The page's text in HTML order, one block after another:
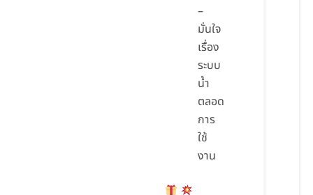
–
มั่นใจ
เรื่อง
ระบบ
น้ำ
ตลอด
การ
ใช้
งาน